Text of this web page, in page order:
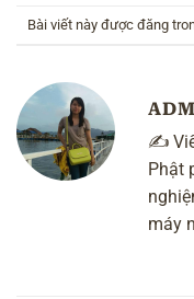
Bài viết này được đăng
✍️
Phật
máy